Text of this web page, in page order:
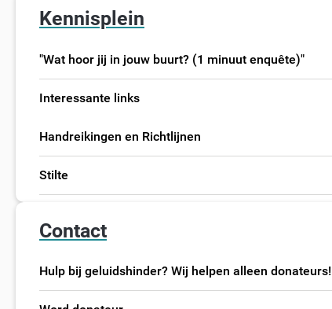
Kennisplein
"Wat hoor jij in jouw buurt? (1 minuut enquête)"
Interessante links
Handreikingen en Richtlijnen
Stilte
Contact
Hulp bij geluidshinder? Wij helpen alleen donateurs!